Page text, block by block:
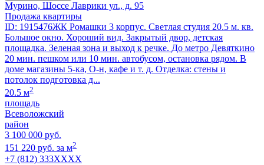
Мурино, Шоссе Лаврики ул., д. 95
Продажа квартиры
ID: 1915476ЖК Ромашки 3 корпус. Светлая студия 20.5 м. кв.
Большое окно. Хороший вид. Закрытый двор, детская
площадка. Зеленая зона и выход к речке. До метро Девяткино
20 мин. пешком или 10 мин. автобусом, остановка рядом. В
доме магазины 5-ка, О-н, кафе и т. д. Отделка: стены и
потолок подготовка д...
20.5 м2
площадь
Всеволожский
район
3 100 000 руб.
151 220 руб. за м2
+7 (812) 333XXXX